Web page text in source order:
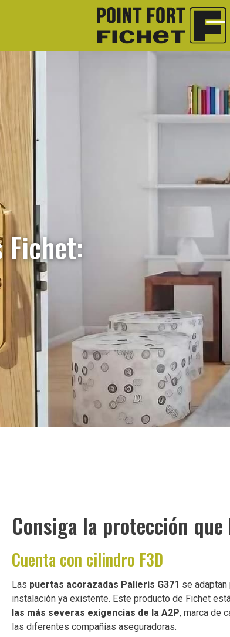
Fichet:
Consiga la protección que
Cuenta con cilindro F3D
Las puertas acorazadas Palieris G371 se
instalación ya existente. Este producto de Fichet
las más severas exigencias de la A2P, marca de
las diferentes compañías aseguradoras.